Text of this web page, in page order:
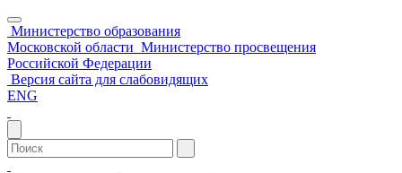
Министерство образования
Московской области Министерство просвещения
Российской Федерации
Версия сайта для слабовидящих
ENG